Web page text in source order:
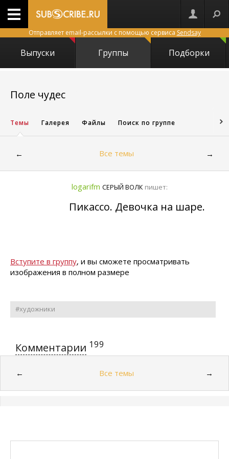
Отправляет email-рассылки с помощью сервиса Sendsay
Выпуски Группы Подборки
Поле чудес
Темы Галерея Файлы Поиск по группе
← Все темы →
logarifm CЕРЫЙ ВОЛК пишет:
Пикассо. Девочка на шаре.
Вступите в группу, и вы сможете просматривать
изображения в полном размере
#художники
Комментарии 199
← Все темы →